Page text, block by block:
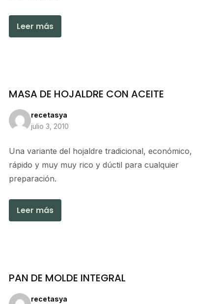
Leer más
MASA DE HOJALDRE CON ACEITE
recetasya
julio 3, 2010
Una variante del hojaldre tradicional, económico,
rápido y muy muy rico y dúctil para cualquier
preparación.
Leer más
PAN DE MOLDE INTEGRAL
recetasya